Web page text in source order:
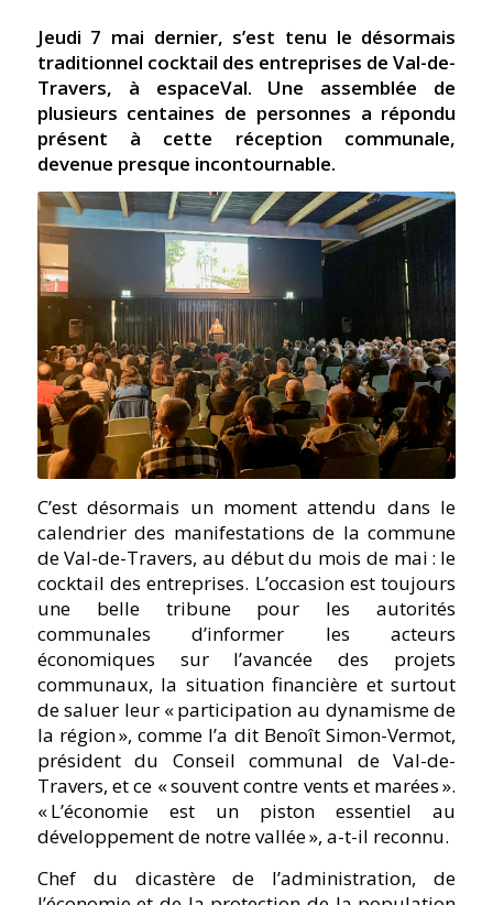
Jeudi 7 mai dernier, s’est tenu le désormais
traditionnel cocktail des entreprises de Val-de-
Travers, à espaceVal. Une assemblée de
plusieurs centaines de personnes a répondu
présent à cette réception communale,
devenue presque incontournable.
C’est désormais un moment attendu dans le
calendrier des manifestations de la commune
de Val-de-Travers, au début du mois de mai : le
cocktail des entreprises. L’occasion est toujours
une belle tribune pour les autorités
communales d’informer les acteurs
économiques sur l’avancée des projets
communaux, la situation financière et surtout
de saluer leur « participation au dynamisme de
la région », comme l’a dit Benoît Simon-Vermot,
président du Conseil communal de Val-de-
Travers, et ce « souvent contre vents et marées ».
« L’économie est un piston essentiel au
développement de notre vallée », a-t-il reconnu.
Chef du dicastère de l’administration, de